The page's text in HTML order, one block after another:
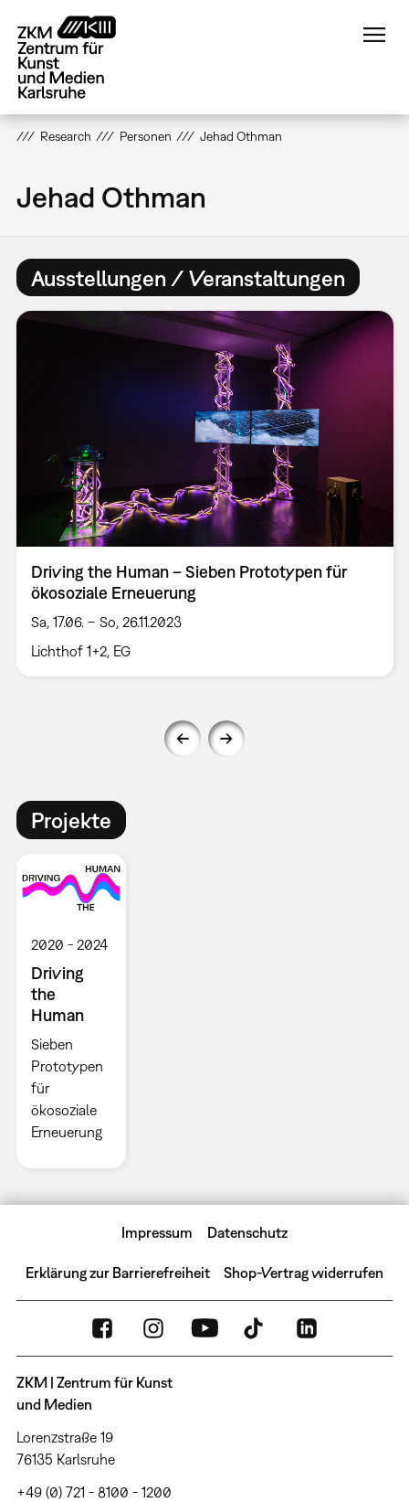
zum
Inhalt
Research Personen Jehad Othman
Jehad Othman
Ausstellungen / Veranstaltungen
Driving the Human – Sieben Prototypen für
ökosoziale Erneuerung
Sa, 17.06. – So, 26.11.2023
Lichthof 1+2, EG
Projekte
2020 2024
Driving
the
Human
Sieben
Prototypen
für
ökosoziale
Erneuerung
Impressum Datenschutz
Erklärung zur Barrierefreiheit Shop-Vertrag widerrufen
ZKM | Zentrum für Kunst
und Medien
Lorenzstraße 19
76135 Karlsruhe
+49 (0) 721 - 8100 - 1200